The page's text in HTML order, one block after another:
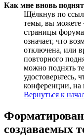
Как мне вновь
Щёлкнув по
темы, вы можете
страницы
означает, что
отключена, или
повторного
можно поднять
удостоверьтесь,
конференции, на
Вернуться к
создаваемых